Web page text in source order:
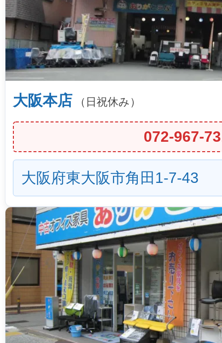
大阪本店 （日祝休み）
072-967-
大阪府東大阪市角田1-7-43